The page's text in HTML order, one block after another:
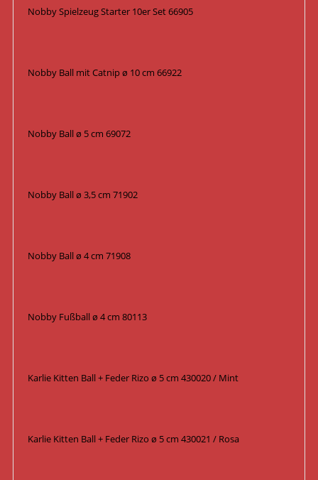
Nobby Spielzeug Starter 10er Set 66905
Nobby Ball mit Catnip ø 10 cm 66922
Nobby Ball ø 5 cm 69072
Nobby Ball ø 3,5 cm 71902
Nobby Ball ø 4 cm 71908
Nobby Fußball ø 4 cm 80113
Karlie Kitten Ball + Feder Rizo ø 5 cm 430020 / Mint
Karlie Kitten Ball + Feder Rizo ø 5 cm 430021 / Rosa